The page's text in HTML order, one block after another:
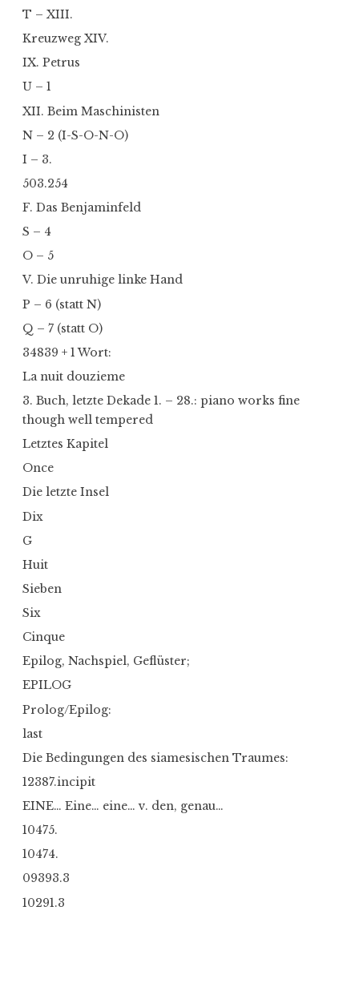
T – XIII.
Kreuzweg XIV.
IX. Petrus
U – 1
XII. Beim Maschinisten
N – 2 (I-S-O-N-O)
I – 3.
503.254
F. Das Benjaminfeld
S – 4
O – 5
V. Die unruhige linke Hand
P – 6 (statt N)
Q – 7 (statt O)
34839 + 1 Wort:
La nuit douzieme
3. Buch, letzte Dekade 1. – 28.: piano works fine
though well tempered
Letztes Kapitel
Once
Die letzte Insel
Dix
G
Huit
Sieben
Six
Cinque
Epilog, Nachspiel, Geflüster;
EPILOG
Prolog/Epilog:
last
Die Bedingungen des siamesischen Traumes:
12387.incipit
EINE… Eine… eine… v. den, genau…
10475.
10474.
09393.3
10291.3